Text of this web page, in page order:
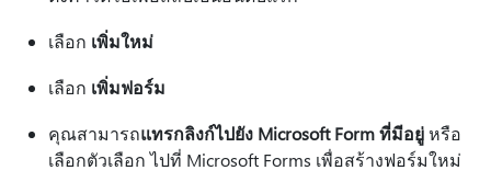
เลือก เพิ่มใหม่
เลือก เพิ่มฟอร์ม
คุณสามารถแทรกลิงก์ไปยัง Microsoft Form ที่มีอยู่หรือ
เลือกตัวเลือก ไปที่ Microsoft Forms เพื่อสร้างฟอร์มใหม่